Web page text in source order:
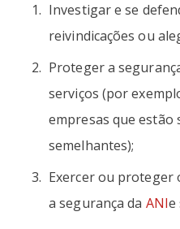
Investigar e se
reivindicações ou
Proteger a
serviços (por
empresas que estão
semelhantes);
Exercer ou proteger
a segurança da ANIe